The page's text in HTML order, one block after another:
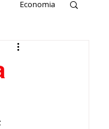
Economia